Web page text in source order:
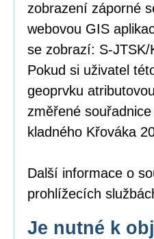
zobrazení záporné
webovou GIS
se zobrazí: S-
Pokud si uživatel
geoprvku
změřené
kladného Křováka
Další informace o
prohlížecích
Je nutné k